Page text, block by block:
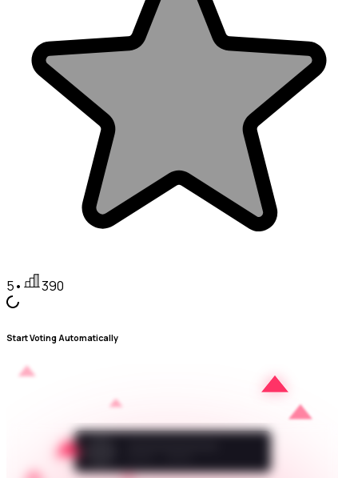
5• 390
Start Voting Automatically